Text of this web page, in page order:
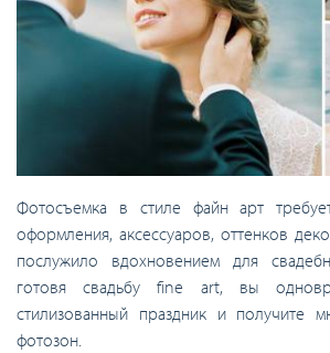
Фотосъемка в стиле файн арт
оформления, аксессуаров, оттенков
послужило вдохновением для
готовя свадьбу fine art, вы
стилизованный праздник и получите
фотозон.